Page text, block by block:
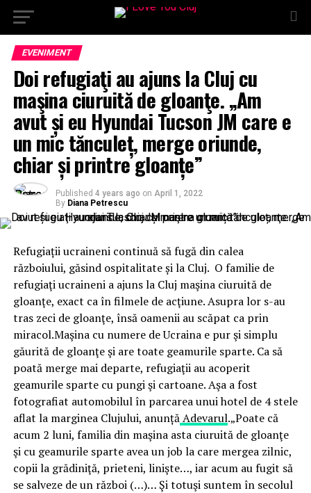
EVENIMENT
Doi refugiaţi au ajuns la Cluj cu
maşina ciuruită de gloanţe. „Am
avut și eu Hyundai Tucson JM care e
un mic tănculeț, merge oriunde,
chiar și printre gloanțe”
Published 4 years ago on April 1, 2022
By Diana Petrescu
Refugiații ucraineni continuă să fugă din calea
războiului, găsind ospitalitate și la Cluj. O familie de
refugiaţi ucraineni a ajuns la Cluj maşina ciuruită de
gloanţe, exact ca în filmele de acţiune. Asupra lor s-au
tras zeci de gloanţe, însă oamenii au scăpat ca prin
miracol.Maşina cu numere de Ucraina e pur şi simplu
găurită de gloanţe şi are toate geamurile sparte. Ca să
poată merge mai departe, refugiaţii au acoperit
geamurile sparte cu pungi şi cartoane. Aşa a fost
fotografiat automobilul în parcarea unui hotel de 4 stele
aflat la marginea Clujului, anunțăAdevarul.„Poate că
acum 2 luni, familia din maşina asta ciuruită de gloanţe
şi cu geamurile sparte avea un job la care mergea zilnic,
copii la grădiniţă, prieteni, linişte…, iar acum au fugit să
se salveze de un război (…)… Şi totuşi suntem în secolul